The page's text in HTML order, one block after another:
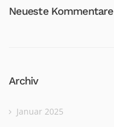
Neueste Kommentare
Archiv
Januar 2025